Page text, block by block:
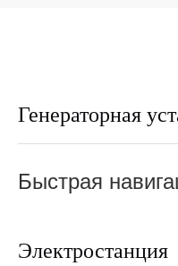
Генераторная
Быстрая
Электростанция